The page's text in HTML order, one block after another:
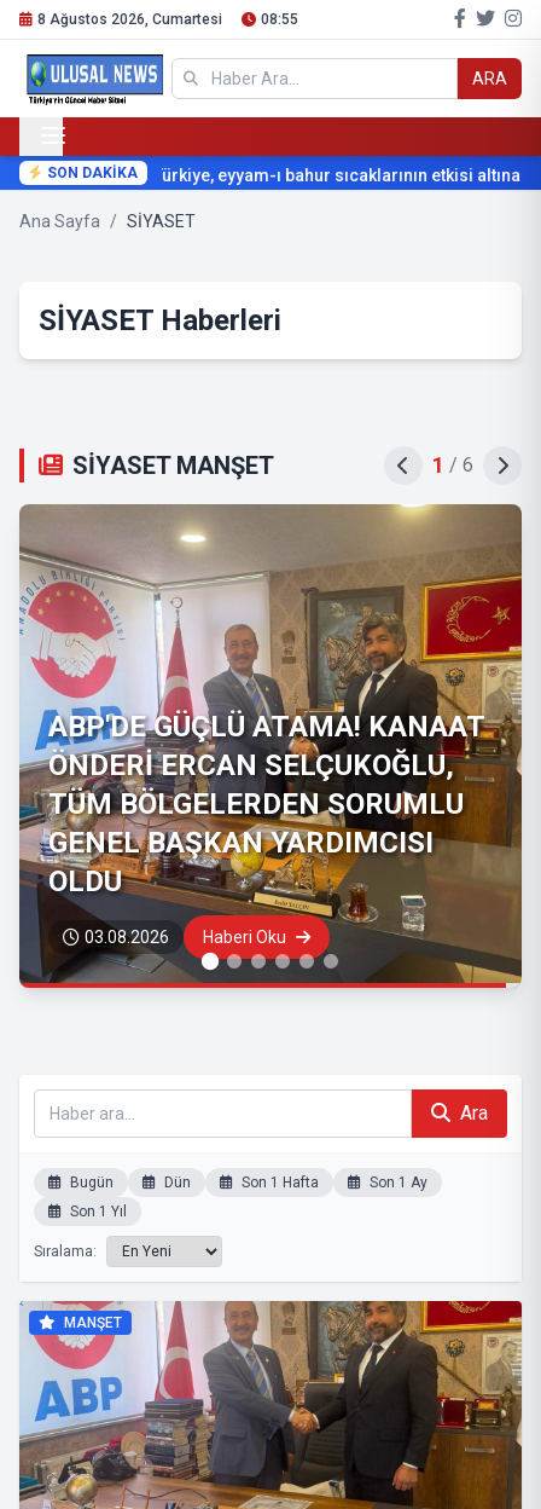
8 Ağustos 2026, Cumartesi 08:55
ARA
SON DAKİKATürkiye, eyyam-ı bahur sıcaklarının etkisi altına
Ana Sayfa / SİYASET
SİYASET Haberleri
SİYASET MANŞET 2 / 6
Ahmet Davutoğlu siyaseti
bıraktığını açıkladı: Gelecek
Partisi’ni feshetti
29.07.2026 Haberi Oku
Ara
Bugün Dün Son 1 Hafta
Son 1 Ay
Son 1 Yıl
Sıralama:
MANŞET